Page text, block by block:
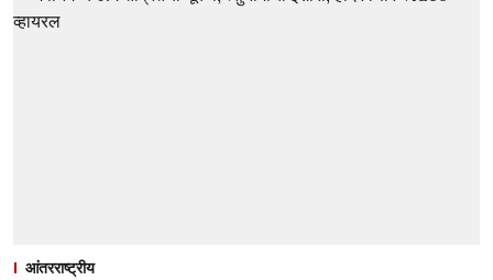
आंतरराष्ट्रीय